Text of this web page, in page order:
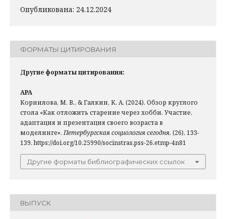
Опубликована: 24.12.2024
ФОРМАТЫ ЦИТИРОВАНИЯ
Другие форматы цитирования:
APA
Корнилова, М. В., & Галкин, К. А. (2024). Обзор круглого
стола «Как отложить старение через хобби. Участие,
адаптация и презентация своего возраста в
моделинге». Петербургская социология сегодня, (26), 133-
139. https://doi.org/10.25990/socinstras.pss-26.etmp-4n81
Другие форматы библиографических ссылок
ВЫПУСК